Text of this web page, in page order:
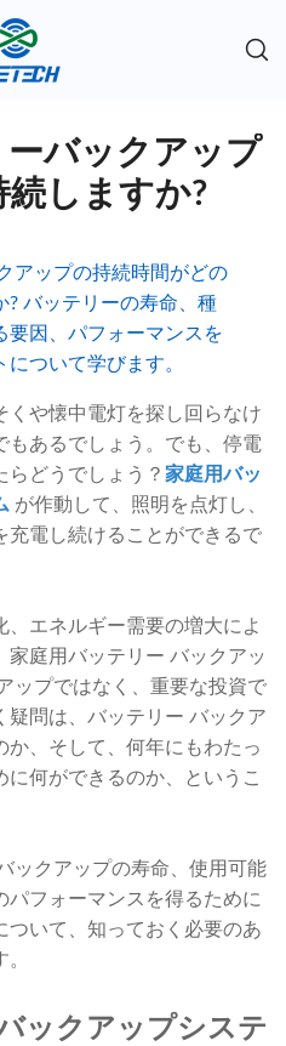
バックアップ
しますか?
アップの持続時間がどの
? バッテリーの寿命、種
要因、パフォーマンスを
ついて学びます。
くや懐中電灯を探し回らなけ
もあるでしょう。でも、停電
らどうでしょう？ 家庭用バッ
が作動して、照明を点灯し、
充電し続けることができるで
エネルギー需要の増大によ
家庭用バッテリー バックアッ
ップではなく、重要な投資で
問は、バッテリー バックア
か、そして、何年にもわたっ
何ができるのか、というこ
ックアップの寿命、使用可能
パフォーマンスを得るために
ついて、知っておく必要のあ
ックアップシステ